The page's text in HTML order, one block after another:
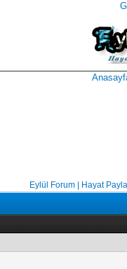
Eylül Forum | Hayat